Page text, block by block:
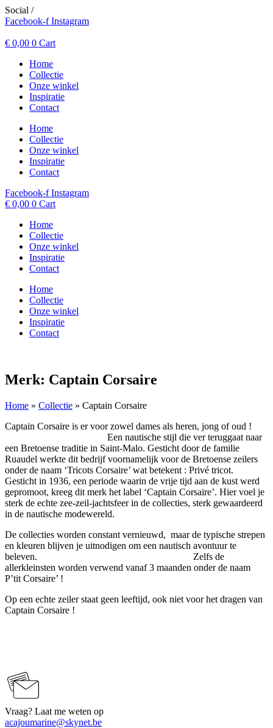
Spring
naar
inhoud
Social /
Facebook-f Instagram
€ 0,00 0 Cart
Home
Collectie
Onze winkel
Inspiratie
Contact
Home
Collectie
Onze winkel
Inspiratie
Contact
Facebook-f Instagram
€ 0,00 0 Cart
Home
Collectie
Onze winkel
Inspiratie
Contact
Home
Collectie
Onze winkel
Inspiratie
Contact
Merk: Captain Corsaire
Home » Collectie » Captain Corsaire
Captain Corsaire is er voor zowel dames als heren, jong of oud !
Een nautische stijl die ver teruggaat naar
een Bretoense traditie in Saint-Malo. Gesticht door de familie
Ruaudel werkte dit bedrijf voornamelijk voor de Bretoense zeilers
onder de naam ‘Tricots Corsaire’ wat betekent : Privé tricot.
Gesticht in 1936, een periode waarin de vrije tijd aan de kust werd
gepromoot, kreeg dit merk het label ‘Captain Corsaire’. Hier voel je
sterk de echte zee-zeil-jachtsfeer in de collecties, sterk gewaardeerd
in de nautische modewereld.
De collecties worden constant vernieuwd, maar de typische strepen
en kleuren blijven je uitnodigen om een nautisch avontuur te
beleven. Zelfs de
allerkleinsten worden verwend vanaf 3 maanden onder de naam
P’tit Corsaire’ !
Op een echte zeiler staat geen leeftijd, ook niet voor het dragen van
Captain Corsaire !
Vraag? Laat me weten op
acajoumarine@skynet.be